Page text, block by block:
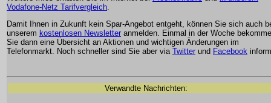
Vodafone-Netz Tarifvergleich
Damit Ihnen in Zukunft kein Spar-Angebot entgeht, können Sie sich auch
unserem kostenlosen Newsletter anmelden. Einmal in der Woche
Sie dann eine Übersicht an Aktionen und wichtigen Änderungen im
Telefonmarkt. Noch schneller sind Sie aber via Twitter und Facebook
Verwandte Nachrichten: